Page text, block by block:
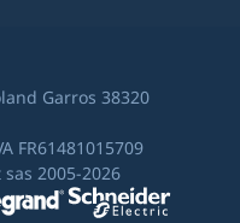
Garros 38320
FR61481015709
2005-2026